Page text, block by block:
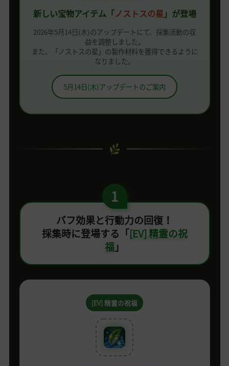
新しい宝物アイテム「ノストスの星」が登場
2026年5月14日(木)のアップデートにて、採集活動の収
益を調整しました。
また、「ノストスの星」の製作材料を獲得できるように
なりました。
5月14日(木)アップデートのご案内
1
バフ効果と行動力の回復！
採集時に登場する「[EV] 精霊の祝
福」
[EV] 精霊の祝福